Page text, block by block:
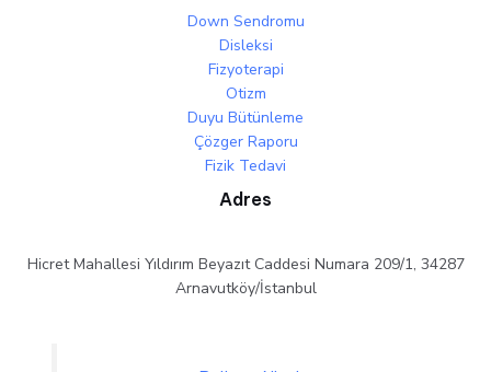
Down Sendromu
Disleksi
Fizyoterapi
Otizm
Duyu Bütünleme
Çözger Raporu
Fizik Tedavi
Adres
Hicret Mahallesi Yıldırım Beyazıt Caddesi Numara 209/1, 34287
Arnavutköy/İstanbul